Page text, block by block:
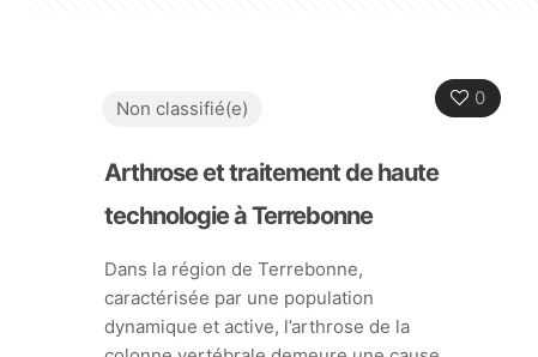
0
Non classifié(e)
Arthrose et traitement de haute
technologie à Terrebonne
Dans la région de Terrebonne,
caractérisée par une population
dynamique et active, l’arthrose de la